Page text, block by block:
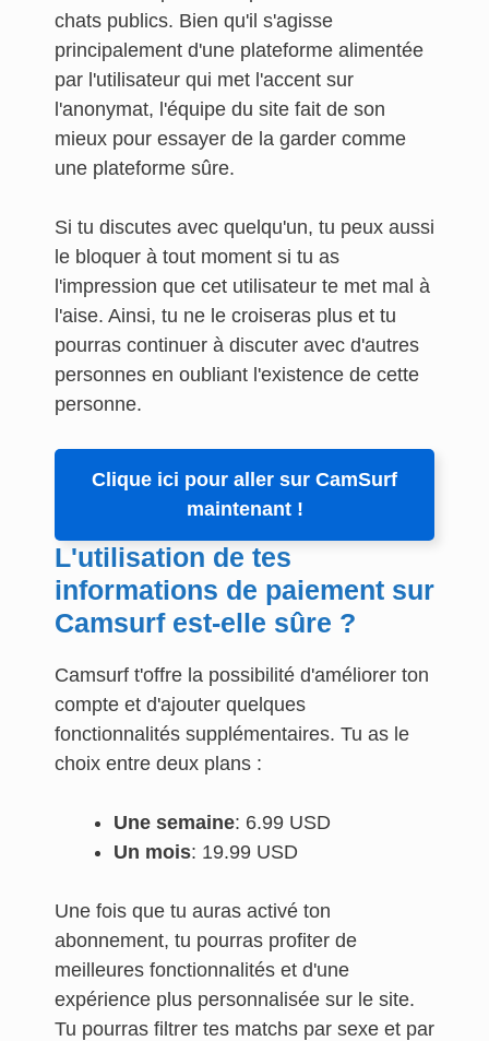
chats publics. Bien qu'il s'agisse
principalement d'une plateforme alimentée
par l'utilisateur qui met l'accent sur
l'anonymat, l'équipe du site fait de son
mieux pour essayer de la garder comme
une plateforme sûre.
Si tu discutes avec quelqu'un, tu peux aussi
le bloquer à tout moment si tu as
l'impression que cet utilisateur te met mal à
l'aise. Ainsi, tu ne le croiseras plus et tu
pourras continuer à discuter avec d'autres
personnes en oubliant l'existence de cette
personne.
Clique ici pour aller sur CamSurf
maintenant !
L'utilisation de tes
informations de paiement sur
Camsurf est-elle sûre ?
Camsurf t'offre la possibilité d'améliorer ton
compte et d'ajouter quelques
fonctionnalités supplémentaires. Tu as le
choix entre deux plans :
Une semaine: 6.99 USD
Un mois: 19.99 USD
Une fois que tu auras activé ton
abonnement, tu pourras profiter de
meilleures fonctionnalités et d'une
expérience plus personnalisée sur le site.
Tu pourras filtrer tes matchs par sexe et par